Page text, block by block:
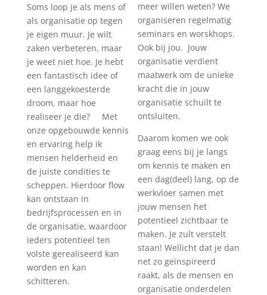
Soms loop je als mens of
als organisatie op tegen
je eigen muur. Je wilt
zaken verbeteren, maar
je weet niet hoe. Je hebt
een fantastisch idee of
een langgekoesterde
droom, maar hoe
realiseer je die? Met
onze opgebouwde kennis
en ervaring help ik
mensen helderheid en
de juiste condities te
scheppen. Hierdoor flow
kan ontstaan in
bedrijfsprocessen en in
de organisatie, waardoor
ieders potentieel ten
volste gerealiseerd kan
worden en kan
schitteren.
meer willen weten? We
organiseren regelmatig
seminars en worskhops.
Ook bij jou. Jouw
organisatie verdient
maatwerk om de unieke
kracht die in jouw
organisatie schuilt te
ontsluiten.
Daarom komen we ook
graag eens bij je langs
om kennis te maken en
een dag(deel) lang, op de
werkvloer samen met
jouw mensen het
potentieel zichtbaar te
maken. Je zult verstelt
staan! Wellicht dat je dan
net zo geïnspireerd
raakt, als de mensen en
organisatie onderdelen